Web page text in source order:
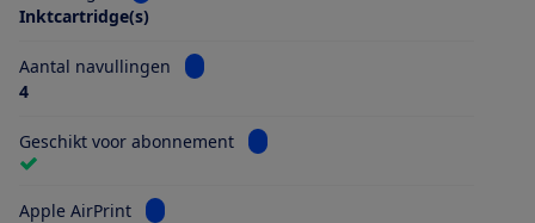
Inktcartridge(s)
Aantal navullingen
Bekijk informatie voor Aantal navullingen
4
Geschikt voor abonnement Bekijk informatie voor Geschikt
Apple AirPrint Bekijk informatie voor Apple AirPrint